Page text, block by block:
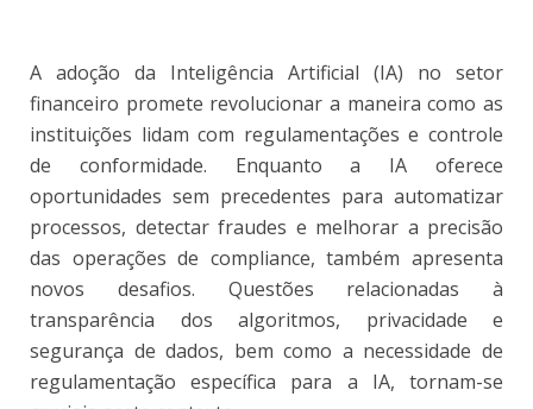
A adoção da Inteligência Artificial (IA) no setor
financeiro promete revolucionar a maneira como as
instituições lidam com regulamentações e controle
de conformidade. Enquanto a IA oferece
oportunidades sem precedentes para automatizar
processos, detectar fraudes e melhorar a precisão
das operações de compliance, também apresenta
novos desafios. Questões relacionadas à
transparência dos algoritmos, privacidade e
segurança de dados, bem como a necessidade de
regulamentação específica para a IA, tornam-se